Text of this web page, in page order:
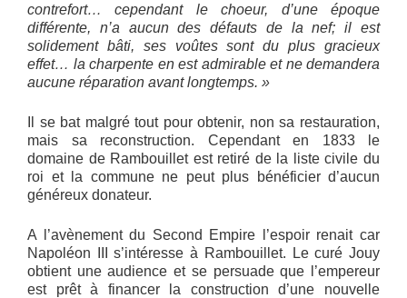
contrefort… cependant le choeur, d’une époque
différente, n’a aucun des défauts de la nef; il est
solidement bâti, ses voûtes sont du plus gracieux
effet… la charpente en est admirable et ne demandera
aucune réparation avant longtemps. »
Il se bat malgré tout pour obtenir, non sa restauration,
mais sa reconstruction. Cependant en 1833 le
domaine de Rambouillet est retiré de la liste civile du
roi et la commune ne peut plus bénéficier d’aucun
généreux donateur.
A l’avènement du Second Empire l’espoir renait car
Napoléon III s’intéresse à Rambouillet. Le curé Jouy
obtient une audience et se persuade que l’empereur
est prêt à financer la construction d’une nouvelle